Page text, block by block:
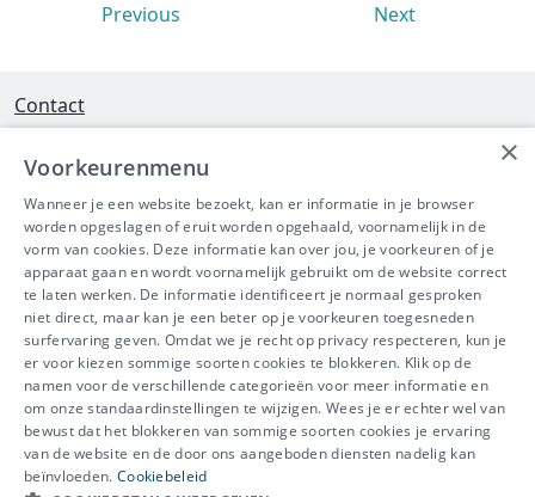
Previous Next
Contact
Interleuvenlaan 58 - 3001 Heverlee
Tel 016/390490
info@ibeve.be
Ondernemingsnummer: 0436 612 044
IBEVE maakt deel uit van Groep
IDEWE
Disclaimer-Privacy-Cookiebeleid
×
Voorkeurenmenu
Wanneer je een website bezoekt, kan er informatie in je browser
worden opgeslagen of eruit worden opgehaald, voornamelijk in de
vorm van cookies. Deze informatie kan over jou, je voorkeuren of je
apparaat gaan en wordt voornamelijk gebruikt om de website correct
te laten werken. De informatie identificeert je normaal gesproken
niet direct, maar kan je een beter op je voorkeuren toegesneden
surfervaring geven. Omdat we je recht op privacy respecteren, kun je
er voor kiezen sommige soorten cookies te blokkeren. Klik op de
namen voor de verschillende categorieën voor meer informatie en
om onze standaardinstellingen te wijzigen. Wees je er echter wel van
bewust dat het blokkeren van sommige soorten cookies je ervaring
van de website en de door ons aangeboden diensten nadelig kan
beïnvloeden. Cookiebeleid